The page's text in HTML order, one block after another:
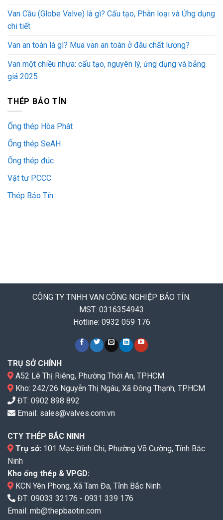
Van Cầu (Globe Valve) là gì? Cấu tạo, Phân loại và Ứng dụng
chi tiết
Van an toàn là gì? Mua van an toàn ở đâu chất lượng?
Van một chiều nhựa: cấu tạo, nguyên lý, ứng dụng và bảng
giá 2025
THÉP BẢO TÍN
Ống thép Hòa Phát
Ống thép SeAH
Ống thép đúc
Vật tư PCCC
Thép Bảo Tín
CÔNG TY TNHH VAN CÔNG NGHIỆP BẢO TÍN.
MST: 0316354943
Hotline: 0932 059 176
TRỤ SỞ CHÍNH
A52 Lê Thị Riêng, Phường Thới An, TPHCM
Kho: 242/26 Nguyễn Thị Ngâu, Xã Đông Thạnh, TP.HCM
ĐT: 0902 898 892
Email: sales@valves.com.vn
CTY THÉP BẮC NINH
Trụ sở: 101 Mạc Đĩnh Chi, Phường Võ Cường, Tỉnh Bắc
Ninh
Kho ống thép & VPGD:
KCN Yên Phong, Xã Tam Đa, Tỉnh Bắc Ninh
ĐT: 09033 32176 - 0931 339 176
Email: mb@thepbaotin.com